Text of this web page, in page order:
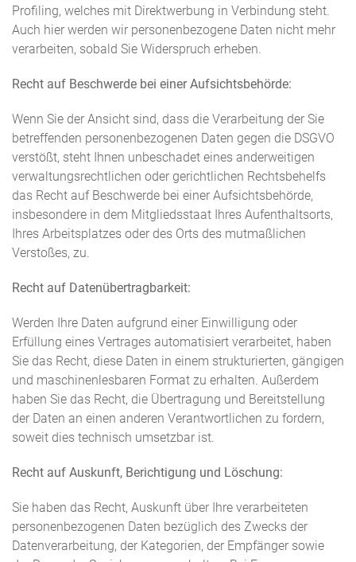
Profiling, welches mit Direktwerbung in Verbindung steht.
Auch hier werden wir personenbezogene Daten nicht mehr
verarbeiten, sobald Sie Widerspruch erheben.
Recht auf Beschwerde bei einer Aufsichtsbehörde:
Wenn Sie der Ansicht sind, dass die Verarbeitung der Sie
betreffenden personenbezogenen Daten gegen die DSGVO
verstößt, steht Ihnen unbeschadet eines anderweitigen
verwaltungsrechtlichen oder gerichtlichen Rechtsbehelfs
das Recht auf Beschwerde bei einer Aufsichtsbehörde,
insbesondere in dem Mitgliedsstaat Ihres Aufenthaltsorts,
Ihres Arbeitsplatzes oder des Orts des mutmaßlichen
Verstoßes, zu.
Recht auf Datenübertragbarkeit:
Werden Ihre Daten aufgrund einer Einwilligung oder
Erfüllung eines Vertrages automatisiert verarbeitet, haben
Sie das Recht, diese Daten in einem strukturierten, gängigen
und maschinenlesbaren Format zu erhalten. Außerdem
haben Sie das Recht, die Übertragung und Bereitstellung
der Daten an einen anderen Verantwortlichen zu fordern,
soweit dies technisch umsetzbar ist.
Recht auf Auskunft, Berichtigung und Löschung:
Sie haben das Recht, Auskunft über Ihre verarbeiteten
personenbezogenen Daten bezüglich des Zwecks der
Datenverarbeitung, der Kategorien, der Empfänger sowie